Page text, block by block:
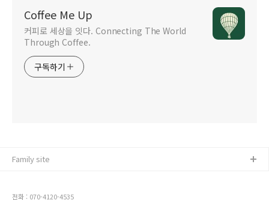
Coffee Me Up
커피로 세상을 잇다. Connecting The World
Through Coffee.
구독하기
전화 : 070-4120-4535
Family site